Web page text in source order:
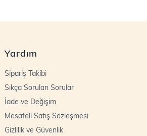
Yardım
Sipariş Takibi
Sıkça Sorulan Sorular
İade ve Değişim
Mesafeli Satış Sözleşmesi
Gizlilik ve Güvenlik